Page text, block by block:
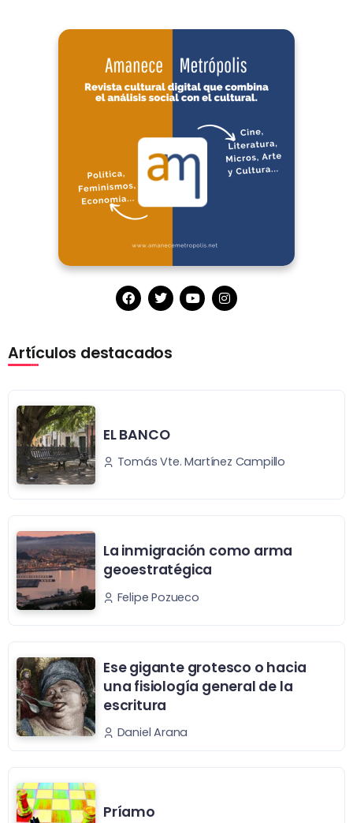
Artículos destacados
EL BANCO
Tomás Vte. Martínez Campillo
La inmigración como arma
geoestratégica
Felipe Pozueco
Ese gigante grotesco o hacia
una fisiología general de la
escritura
Daniel Arana
Príamo